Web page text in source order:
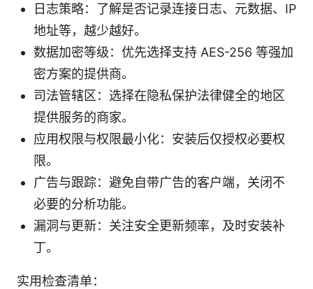
日志策略：了解是否记录连接日志、元数据、IP
地址等，越少越好。
数据加密等级：优先选择支持 AES-256 等强加
密方案的提供商。
司法管辖区：选择在隐私保护法律健全的地区
提供服务的商家。
应用权限与权限最小化：安装后仅授权必要权
限。
广告与跟踪：避免自带广告的客户端，关闭不
必要的分析功能。
漏洞与更新：关注安全更新频率，及时安装补
丁。
实用检查清单：